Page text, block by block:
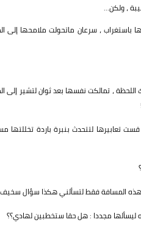
، ولكن...
باستغراب ، سرعان ماتحولت ملامحها
، تمالكت نفسها بعد ثوان لتشير
تعابيرها لتتحدث بنبرة باردة
المسافة فقط لتسألني هكذا سؤال
ليسألها مجددا : هل حقا ستخطبين لهادي؟؟